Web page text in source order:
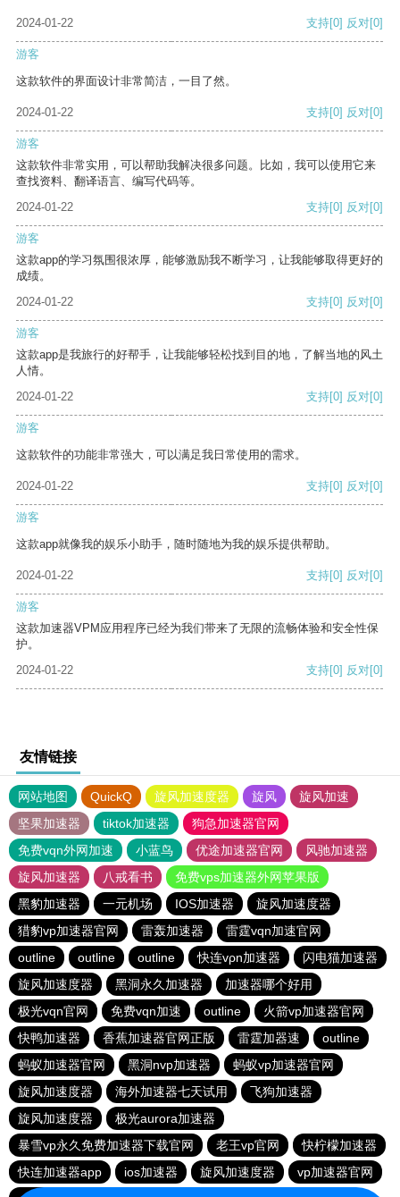
2024-01-22 支持[0] 反对[0]
游客
这款软件的界面设计非常简洁，一目了然。
2024-01-22 支持[0] 反对[0]
游客
这款软件非常实用，可以帮助我解决很多问题。比如，我可以使用它来
查找资料、翻译语言、编写代码等。
2024-01-22
支持[0] 反对[0]
游客
这款app的学习氛围很浓厚，能够激励我不断学习，让我能够取得更好的
成绩。
2024-01-22
支持[0] 反对[0]
游客
这款app是我旅行的好帮手，让我能够轻松找到目的地，了解当地的风土
人情。
2024-01-22
支持[0] 反对[0]
游客
这款软件的功能非常强大，可以满足我日常使用的需求。
2024-01-22 支持[0] 反对[0]
游客
这款app就像我的娱乐小助手，随时随地为我的娱乐提供帮助。
2024-01-22 支持[0] 反对[0]
游客
这款加速器VPM应用程序已经为我们带来了无限的流畅体验和安全性保
护。
2024-01-22
支持[0] 反对[0]
友情链接
网站地图 QuickQ 旋风加速度器 旋风
旋风加速
坚果加速器
tiktok加速器
狗急加速器官网
免费vqn外网加速
小蓝鸟 优途加速器官网
风驰加速器
旋风加速器
八戒看书
免费vps加速器外网苹果版
黑豹加速器
一元机场 IOS加速器
旋风加速度器
猎豹vp加速器官网
雷轰加速器
雷霆vqn加速官网
outline
outline outline 快连vρn加速器
闪电猫加速器
旋风加速度器
黑洞永久加速器
加速器哪个好用
极光vqn官网
免费vqn加速 outline
火箭vp加速器官网
快鸭加速器
香蕉加速器官网正版 雷霆加器速
outline
蚂蚁加速器官网
黑洞nvp加速器
蚂蚁vp加速器官网
旋风加速度器
海外加速器七天试用
飞狗加速器
旋风加速度器
极光aurora加速器
暴雪vp永久免费加速器下载官网
老王vp官网
快柠檬加速器
快连加速器app
ios加速器 旋风加速度器
vp加速器官网